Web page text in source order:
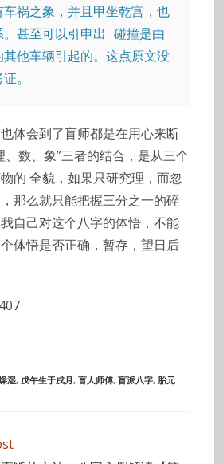
祸之象，并且甲坐乾宫，也
。甚至可以引申出 碰撞是由
他车辆引起的。这点原文没
。
体会到了盲师都是在用心来断
、数、象”三者的结合，是从三个
的 全貌，如果只研究理，而忽
那么就只能把握三分之一的碎
自己对这个八字的体悟，不能
体悟是否正确，暂存，望日后
湿, 戊午生于戌月, 盲人师傅, 盲派八字, 胎元